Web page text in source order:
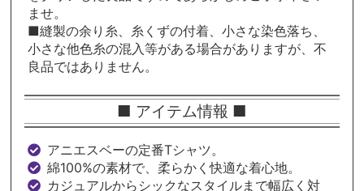
ませ。
■縫製の余り糸、糸くずの付着、小さな染色落ち、
小さな他色糸の混入等がある場合がありますが、不
良品ではありません。
■ アイテム情報 ■
アニエスベーの定番Tシャツ。
綿100%の素材で、柔らかく快適な着心地。
カジュアルからシックなスタイルまで幅広く対